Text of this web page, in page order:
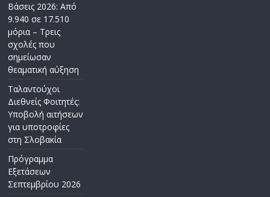
Βάσεις 2026: Από
9.940 σε 17.510
μόρια – Τρεις
σχολές που
σημείωσαν
θεαματική αύξηση
Ταλαντούχοι
Διεθνείς Φοιτητές:
Υποβολή αιτήσεων
για υποτροφίες
στη Σλοβακία
Πρόγραμμα
Εξετάσεων
Σεπτεμβρίου 2026